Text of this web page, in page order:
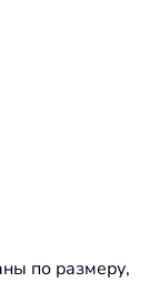
по размеру,